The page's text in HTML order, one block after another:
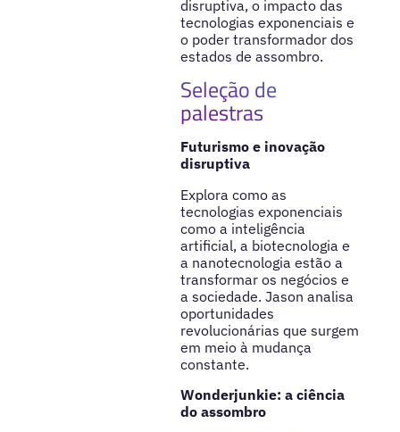
disruptiva, o impacto das
tecnologias exponenciais e
o poder transformador dos
estados de assombro.
Seleção de
palestras
Futurismo e inovação
disruptiva
Explora como as
tecnologias exponenciais
como a inteligência
artificial, a biotecnologia e
a nanotecnologia estão a
transformar os negócios e
a sociedade. Jason analisa
oportunidades
revolucionárias que surgem
em meio à mudança
constante.
Wonderjunkie: a ciência
do assombro